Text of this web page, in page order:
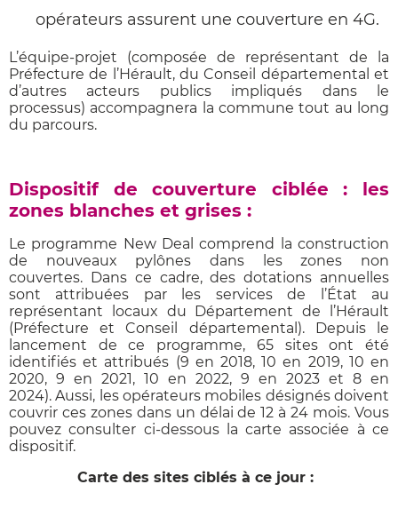
opérateurs assurent une couverture en 4G.
L’équipe-projet (composée de représentant de la
Préfecture de l’Hérault, du Conseil départemental et
d’autres acteurs publics impliqués dans le
processus) accompagnera la commune tout au long
du parcours.
Dispositif de couverture ciblée : les
zones blanches et grises :
Le programme New Deal comprend la construction
de nouveaux pylônes dans les zones non
couvertes. Dans ce cadre, des dotations annuelles
sont attribuées par les services de l’État au
représentant locaux du Département de l’Hérault
(Préfecture et Conseil départemental). Depuis le
lancement de ce programme, 65 sites ont été
identifiés et attribués (9 en 2018, 10 en 2019, 10 en
2020, 9 en 2021, 10 en 2022, 9 en 2023 et 8 en
2024). Aussi, les opérateurs mobiles désignés doivent
couvrir ces zones dans un délai de 12 à 24 mois. Vous
pouvez consulter ci-dessous la carte associée à ce
dispositif.
Carte des sites ciblés à ce jour :